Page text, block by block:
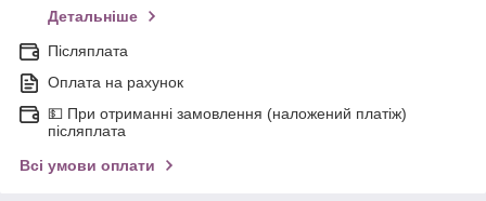
Детальніше
Післяплата
Оплата на рахунок
💵 При отриманні замовлення (наложений платіж)
післяплата
Всі умови оплати